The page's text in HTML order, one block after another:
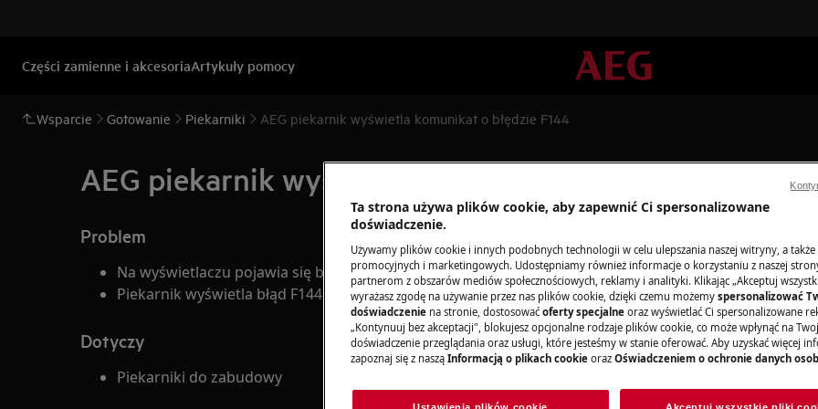
Części zamienne i akcesoriaArtykuły pomocy
Wsparcie Gotowanie Piekarniki AEG piekarnik wyświetla komunikat o błędzie F144
AEG piekarnik wyświetla komunikat o błędzie F144
Problem
Na wyświetlaczu pojawia się błąd F144.
Piekarnik wyświetla błąd F144.
Dotyczy
Piekarniki do zabudowy
Zamów wizytę
Niezależnie od
objęte
odpowiedni
Ta strona używa plików cookie, aby zapewnić Ci spersonalizowane
doświadczenie.
Używamy plików cookie i innych podobnych technologii w celu ulepszania naszej witryny, a także
promocyjnych i marketingowych. Udostępniamy również informacje o korzystaniu z naszej
partnerom z obszarów mediów społecznościowych, reklamy i analityki. Klikając „Akceptuj
wyrażasz zgodę na używanie przez nas plików cookie, dzięki czemu możemy spersonalizować
doświadczenie na stronie, dostosować oferty specjalne oraz wyświetlać Ci spersonalizowane
„Kontynuuj bez akceptacji", blokujesz opcjonalne rodzaje plików cookie, co może wpłynąć na
doświadczenie przeglądania oraz usługi, które jesteśmy w stanie oferować. Aby uzyskać więcej
zapoznaj się z naszą Informacją o plikach cookie oraz Oświadczeniem o ochronie danych